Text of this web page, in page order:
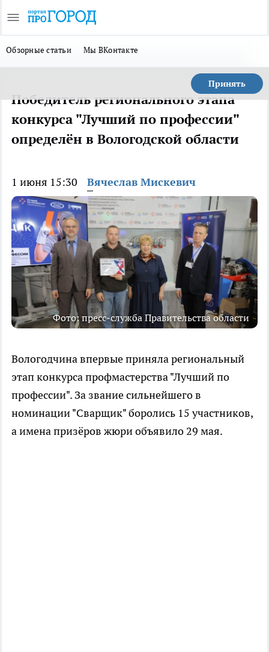
Обзорные статьи Мы ВКонтакте
Принять
Победитель регионального этапа
конкурса "Лучший по профессии"
определён в Вологодской области
1 июня 15:30 Вячеслав Мискевич
Фото: пресс-служба Правительства области
Вологодчина впервые приняла региональный
этап конкурса профмастерства "Лучший по
профессии". За звание сильнейшего в
номинации "Сварщик" боролись 15 участников,
а имена призёров жюри объявило 29 мая.